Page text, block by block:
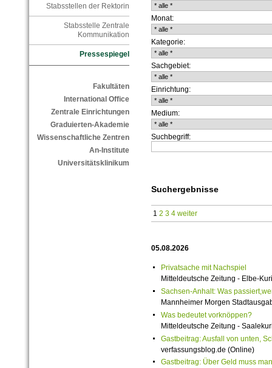
Stabsstellen der Rektorin
Stabsstelle Zentrale
Kommunikation
Pressespiegel
Fakultäten
International Office
Zentrale Einrichtungen
Graduierten-Akademie
Wissenschaftliche Zentren
An-Institute
Universitätsklinikum
Monat:
Kategorie:
Sachgebiet:
Einrichtung:
Medium:
Suchbegriff:
Suchergebnisse
1 2 3 4 weiter
05.08.2026
Privatsache mit Nachspiel
Mitteldeutsche Zeitung - Elbe-
Sachsen-Anhalt: Was
Mannheimer Morgen
Was bedeutet vorknöppen?
Mitteldeutsche Zeitung -
Gastbeitrag: Ausfall von unten,
verfassungsblog.de (Online)
Gastbeitrag: Über Geld muss